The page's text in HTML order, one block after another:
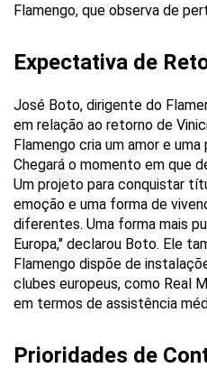
Flamengo, que observa de
Expectativa de
José Boto, dirigente do
em relação ao retorno de
Flamengo cria um amor e uma
Chegará o momento em que
Um projeto para conquistar
emoção e uma forma de
diferentes. Uma forma mais
Europa," declarou Boto. Ele
Flamengo dispõe de
clubes europeus, como Real
em termos de assistência
Prioridades de